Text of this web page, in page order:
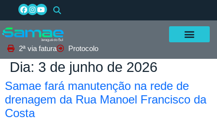
2ª via fatura Protocolo
Dia: 3 de junho de 2026
Samae fará manutenção na rede de
drenagem da Rua Manoel Francisco da
Costa